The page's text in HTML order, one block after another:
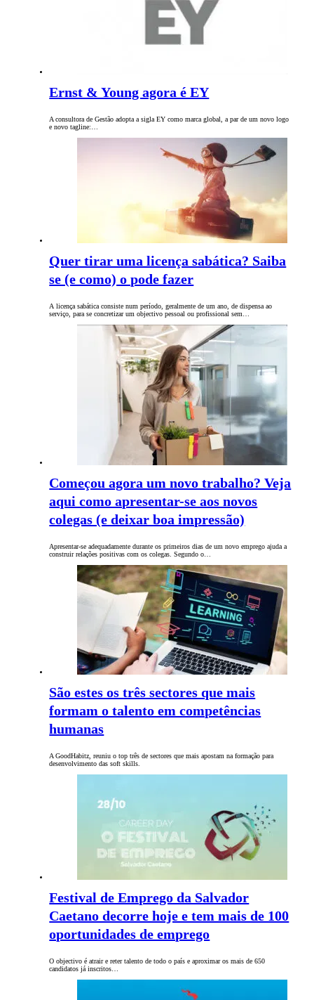
Ernst & Young agora é EY
A consultora de Gestão adopta a sigla EY como marca global, a par de um novo logo
e novo tagline:…
Quer tirar uma licença sabática? Saiba
se (e como) o pode fazer
A licença sabática consiste num período, geralmente de um ano, de dispensa ao
serviço, para se concretizar um objectivo pessoal ou profissional sem…
Começou agora um novo trabalho? Veja
aqui como apresentar-se aos novos
colegas (e deixar boa impressão)
Apresentar-se adequadamente durante os primeiros dias de um novo emprego ajuda a
construir relações positivas ​​com os colegas. Segundo o…
São estes os três sectores que mais
formam o talento em competências
humanas
A GoodHabitz, reuniu o top três de sectores que mais apostam na formação para
desenvolvimento das soft skills.
Festival de Emprego da Salvador
Caetano decorre hoje e tem mais de 100
oportunidades de emprego
O objectivo é atrair e reter talento de todo o país e aproximar os mais de 650
candidatos já inscritos…